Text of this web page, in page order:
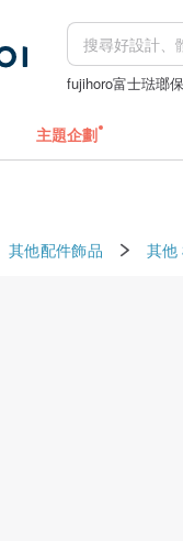
fujihoro富士琺瑯
主題企劃
其他配件飾品 其他